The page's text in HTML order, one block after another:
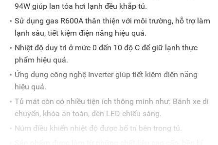
94W giúp lan tỏa hơi lạnh đều khắp tủ.
Sử dụng gas R600A thân thiện với môi trường, hỗ trợ làm
lạnh sâu, tiết kiệm điện năng hiệu quả.
Nhiệt độ duy trì ở mức 0 đến 10 độ C để giữ lạnh thực
phẩm hiệu quả.
Ứng dụng công nghệ Inverter giúp tiết kiệm điện năng
hiệu quả.
Tủ mát còn có nhiều tiện ích thông minh như: Bánh xe di
chuyển, khóa an toàn, đèn LED chiếu sáng.
Núm điều khiển nhiệt độ được bố trí bên trong tủ.